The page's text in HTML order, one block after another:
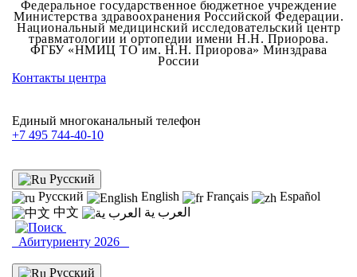
Федеральное государственное бюджетное учреждение
Министерства здравоохранения Российской Федерации.
Национальный медицинский исследовательский центр
травматологии и ортопедии имени Н.Н. Приорова.
ФГБУ «НМИЦ ТО им. Н.Н. Приорова» Минздрава
России
Контакты центра
Единый многоканальный телефон
+7 495 744-40-10
Русский
Русский
English Français
Español
中文
العرب ية
Абитуриенту 2026
Русский